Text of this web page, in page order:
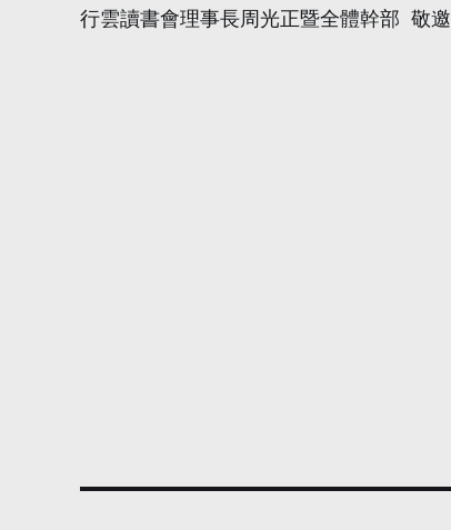
行雲讀書會理事長周光正暨全體幹部 敬邀